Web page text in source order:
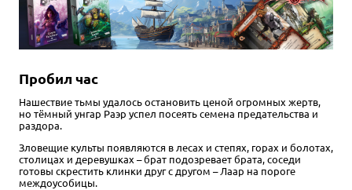
Пробил час
Нашествие тьмы удалось остановить ценой огромных жертв,
но тёмный унгар Раэр успел посеять семена предательства и
раздора.
Зловещие культы появляются в лесах и степях, горах и болотах,
столицах и деревушках – брат подозревает брата, соседи
готовы скрестить клинки друг с другом – Лаар на пороге
междоусобицы.